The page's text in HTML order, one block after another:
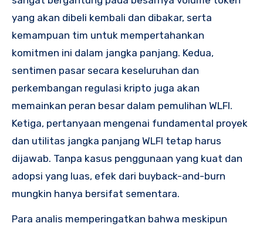
yang akan dibeli kembali dan dibakar, serta
kemampuan tim untuk mempertahankan
komitmen ini dalam jangka panjang. Kedua,
sentimen pasar secara keseluruhan dan
perkembangan regulasi kripto juga akan
memainkan peran besar dalam pemulihan WLFI.
Ketiga, pertanyaan mengenai fundamental proyek
dan utilitas jangka panjang WLFI tetap harus
dijawab. Tanpa kasus penggunaan yang kuat dan
adopsi yang luas, efek dari buyback-and-burn
mungkin hanya bersifat sementara.
Para analis memperingatkan bahwa meskipun